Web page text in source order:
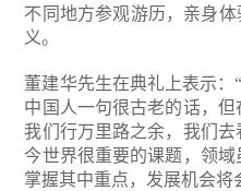
不同地方参观游历，亲身
义。
董建华先生在典礼上表示：
中国人一句很古老的话，
我们行万里路之余，我们
今世界很重要的课题，领
掌握其中重点，发展机会将